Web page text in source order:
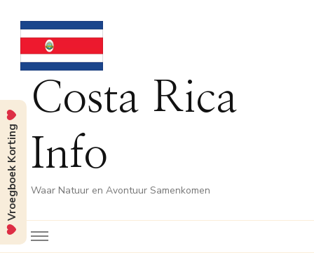
Costa Rica
Info
Waar Natuur en Avontuur Samenkomen
Vroegboek Korting